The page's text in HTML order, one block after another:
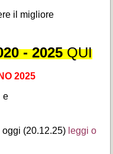
il migliore
- 2025QUI
2025
e
(20.12.25)leggi o